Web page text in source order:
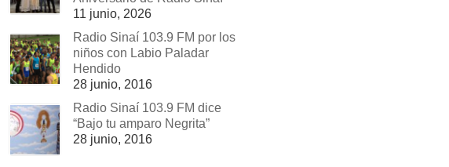
11 junio, 2026
Radio Sinaí 103.9 FM por los
niños con Labio Paladar
Hendido
28 junio, 2016
Radio Sinaí 103.9 FM dice
“Bajo tu amparo Negrita”
28 junio, 2016